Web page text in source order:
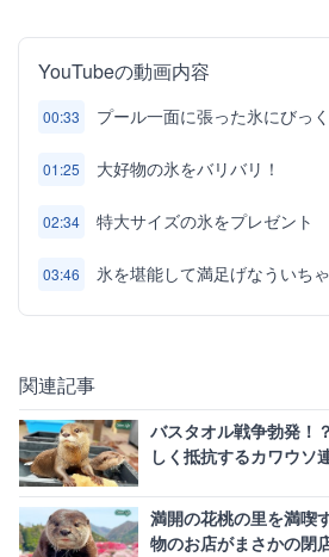
YouTubeの動画内容
00:33 プール一面に張った氷にびっ
01:25 大好物の氷をバリバリ！
02:34 特大サイズの氷をプレゼント
03:46 氷を堪能して満足げなういち
関連記事
バスタオル戦争勃発！
しく抵抗するカワウソ
満開の花桃の里を満喫
物のお店がまさかの閉